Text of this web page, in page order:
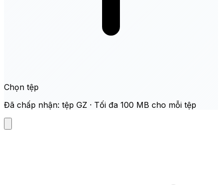
Chọn tệp
Đã chấp nhận: tệp GZ · Tối đa 100 MB cho mỗi tệp